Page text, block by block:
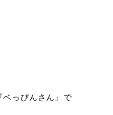
ベっぴんさん』で